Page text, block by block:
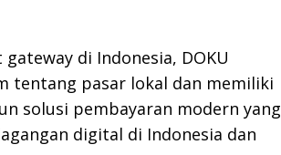
di Indonesia, DOKU
tentang pasar lokal dan memiliki
solusi pembayaran modern yang
digital di Indonesia dan